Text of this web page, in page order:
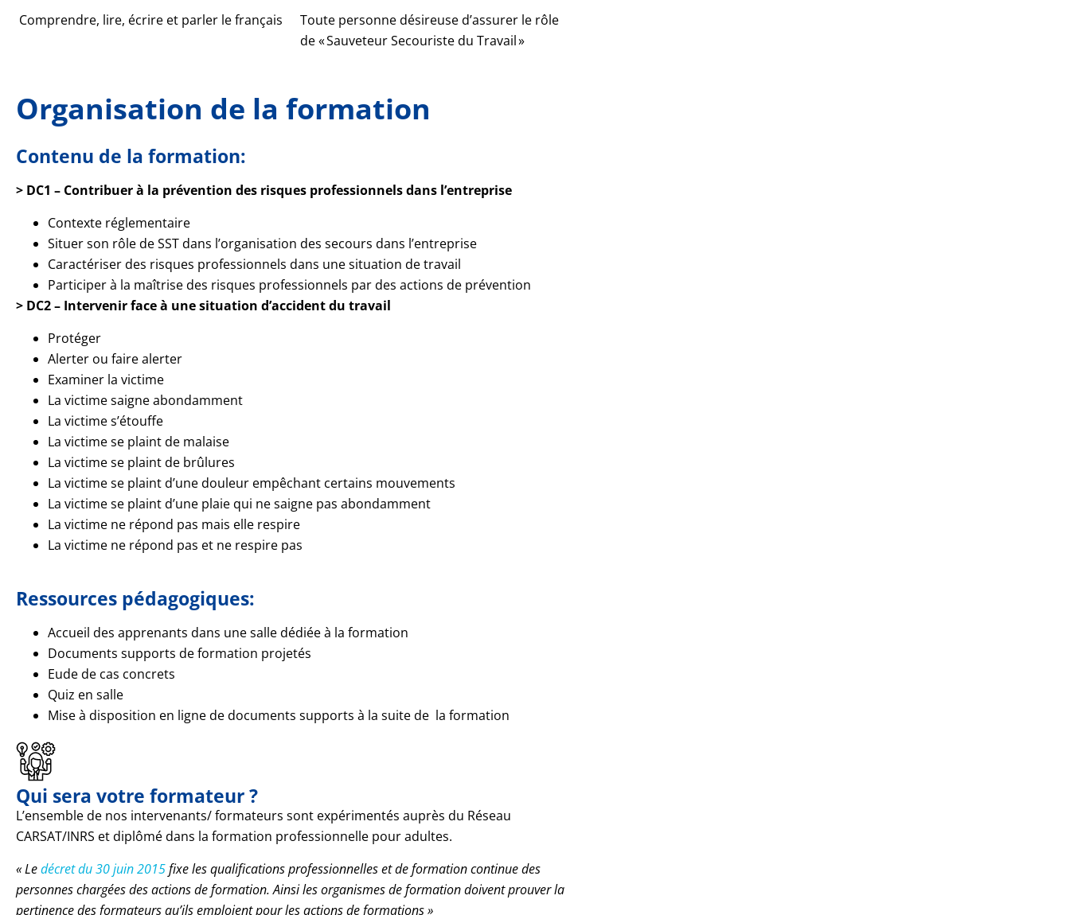
Comprendre, lire, écrire et parler le français
Toute personne désireuse d’assurer le rôle
de « Sauveteur Secouriste du Travail »
Organisation de la formation
Contenu de la formation:
> DC1 – Contribuer à la prévention des risques professionnels dans l’entreprise
Contexte réglementaire
Situer son rôle de SST dans l’organisation des secours dans l’entreprise
Caractériser des risques professionnels dans une situation de travail
Participer à la maîtrise des risques professionnels par des actions de prévention
> DC2 – Intervenir face à une situation d’accident du travail
Protéger
Alerter ou faire alerter
Examiner la victime
La victime saigne abondamment
La victime s’étouffe
La victime se plaint de malaise
La victime se plaint de brûlures
La victime se plaint d’une douleur empêchant certains mouvements
La victime se plaint d’une plaie qui ne saigne pas abondamment
La victime ne répond pas mais elle respire
La victime ne répond pas et ne respire pas
Ressources pédagogiques:
Accueil des apprenants dans une salle dédiée à la formation
Documents supports de formation projetés
Eude de cas concrets
Quiz en salle
Mise à disposition en ligne de documents supports à la suite de la formation
Qui sera votre formateur ?
L’ensemble de nos intervenants/ formateurs sont expérimentés auprès du Réseau
CARSAT/INRS et diplômé dans la formation professionnelle pour adultes.
« Ledécret du 30 juin 2015fixe les qualifications professionnelles et de formation continue des
personnes chargées des actions de formation. Ainsi les organismes de formation doivent prouver la
pertinence des formateurs qu’ils emploient pour les actions de formations »